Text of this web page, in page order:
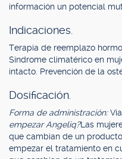
información un potencial
Indicaciones.
Terapia de reemplazo
Síndrome climatérico en
intacto. Prevención de la
Dosificación.
Forma de administración:
empezar Angeliq?Las
que cambian de un
empezar el tratamiento en